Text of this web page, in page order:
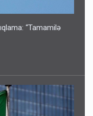
“Tamamilə